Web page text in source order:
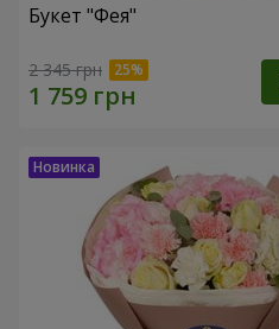
Букет "Фея"
2 345 грн